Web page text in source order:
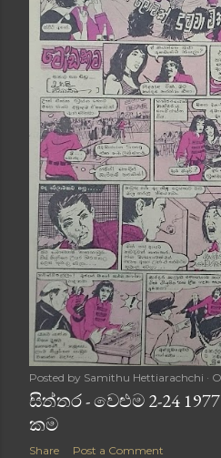
Posted by Samithu Hettiarachchi
සිත්තර - වෙළුම 2-24
කම
Share Post a Comment